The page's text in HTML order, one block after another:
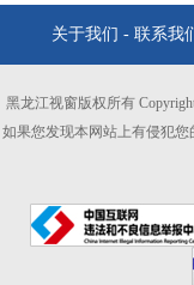
关于我们 - 联系我
黑龙江视窗版权所有
如果您发现本网站上有侵犯